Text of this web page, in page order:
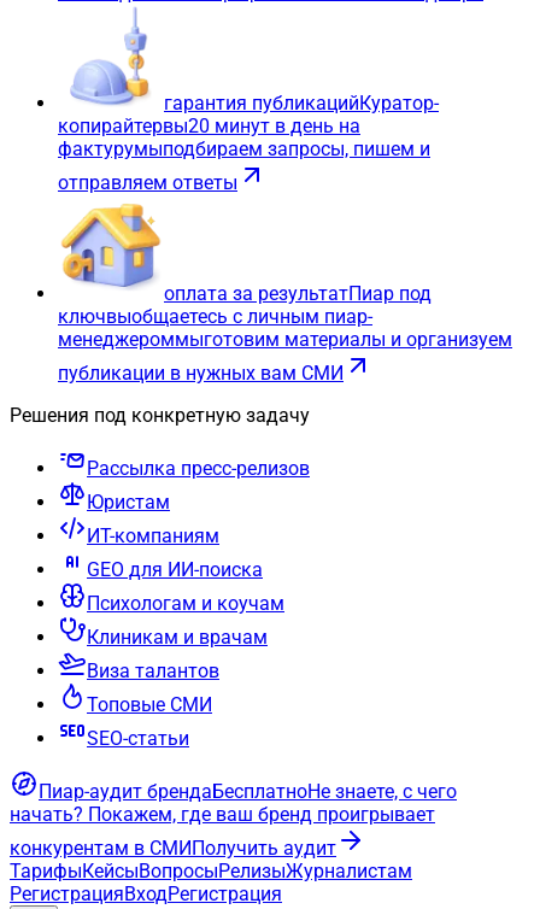
гарантия публикацийКуратор-
копирайтервы20 минут в день на
фактурумыподбираем запросы, пишем и
отправляем ответы
оплата за результатПиар под
ключвыобщаетесь с личным пиар-
менеджероммыготовим материалы и организуем
публикации в нужных вам СМИ
Решения под конкретную задачу
Рассылка пресс-релизов
Юристам
ИТ-компаниям
GEO для ИИ-поиска
Психологам и коучам
Клиникам и врачам
Виза талантов
Топовые СМИ
SEO-статьи
Пиар-аудит брендаБесплатноНе знаете, с чего
начать? Покажем, где ваш бренд проигрывает
конкурентам в СМИПолучить аудит
ТарифыКейсыВопросыРелизыЖурналистам
РегистрацияВходРегистрация